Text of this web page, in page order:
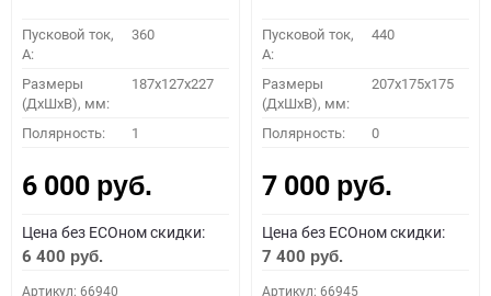
Пусковой ток,
A:
360
Размеры
(ДхШхВ), мм:
187x127x227
Полярность: 1
6 000 руб.
Цена без ECOном скидки:
6 400 руб.
Артикул: 66940
Пусковой ток,
A:
440
Размеры
(ДхШхВ), мм:
207x175x175
Полярность: 0
7 000 руб.
Цена без ECOном скидки:
7 400 руб.
Артикул: 66945